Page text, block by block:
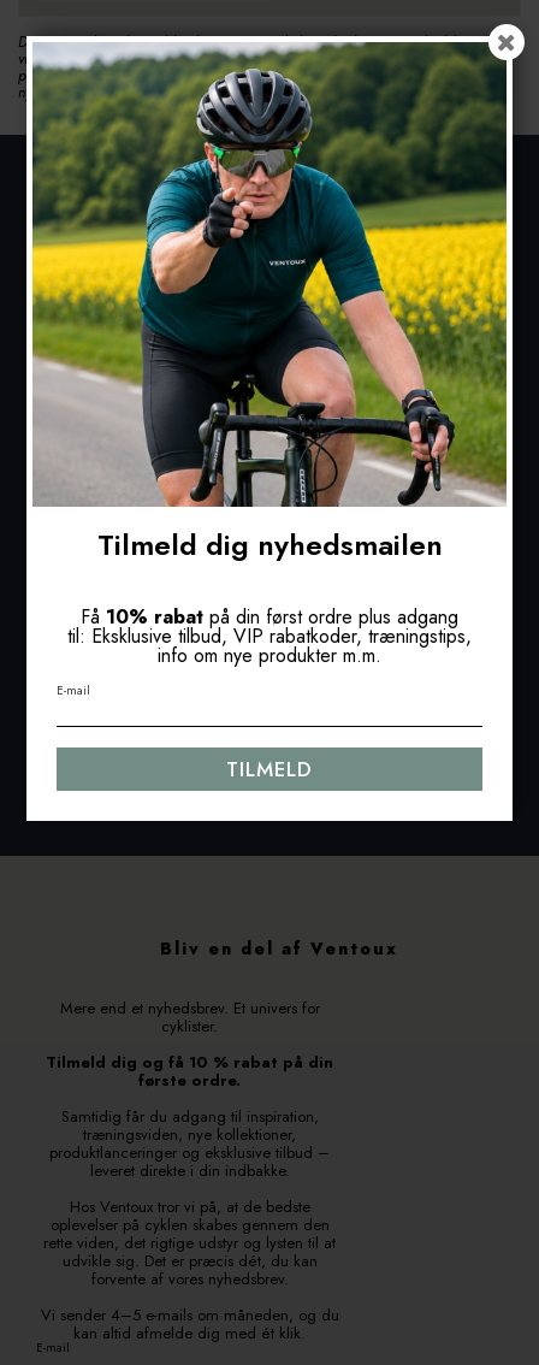
Dine personlige data vil hjælpe os når vi skal sende dig vores nyhedsbrev. Du
vil modtage information om produkter, tilbud og vores virksomhed. Vi lover at
passe på dine data og holde dem sikret. Hvis du gerne vil afmelde dig
nyhedsbrevet, så kan det gøres her fra vores website.
KONTAKT
Ventouxbike.dk
Østre Vindingevej 85
4000 Roskilde
Denmark
Telefonnr.: +45 50579702
support@ventouxsport.com
CVR-nummer: 46457749
INFORMATION
Kontakt
Levering
Retur og bytte
Ventoux Journal
Om Ventoux
Bliv en del af Ventoux
Mere end et nyhedsbrev. Et univers for
cyklister.
Tilmeld dig og få 10 % rabat på din
første ordre.
Samtidig får du adgang til inspiration,
træningsviden, nye kollektioner,
produktlanceringer og eksklusive tilbud –
leveret direkte i din indbakke.
Hos Ventoux tror vi på, at de bedste
oplevelser på cyklen skabes gennem den
rette viden, det rigtige udstyr og lysten til at
udvikle sig. Det er præcis dét, du kan
forvente af vores nyhedsbrev.
Vi sender 4–5 e-mails om måneden, og du
kan altid afmelde dig med ét klik.
E-mail
Tilmeld dig nyhedsmailen
Få 10% rabat på din først ordre plus adgang
til: Eksklusive tilbud, VIP rabatkoder, træningstips,
info om nye produkter m.m.
E-mail